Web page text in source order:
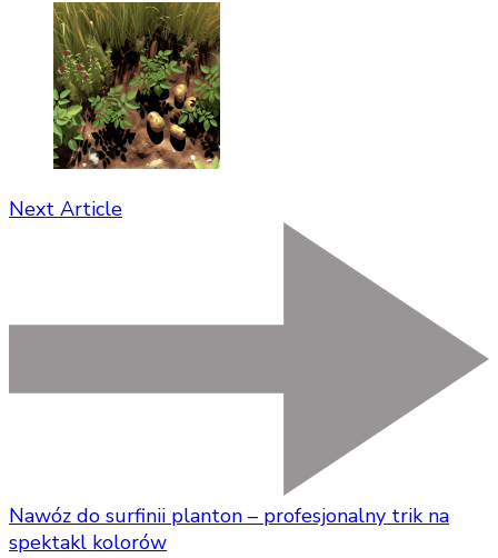
Next Article
Nawóz do surfinii planton – profesjonalny trik na
spektakl kolorów